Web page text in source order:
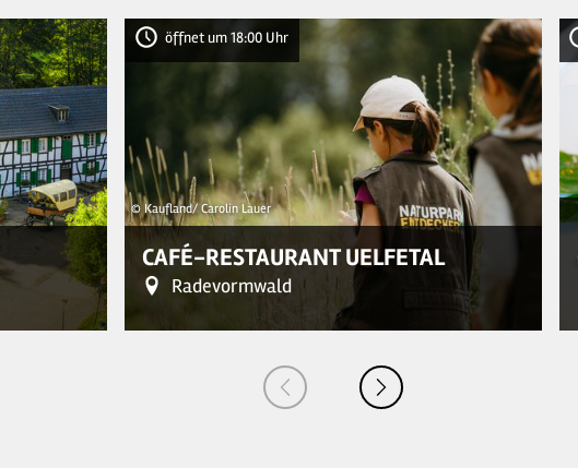
öffnet um 18:00 Uhr
© Kaufland/ Carolin Lauer
CAFÉ-RESTAURANT UELFETAL
Radevormwald